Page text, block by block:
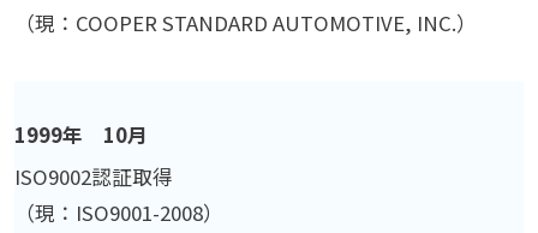
（現：COOPER STANDARD AUTOMOTIVE, INC.）
1999年 10月
ISO9002認証取得
（現：ISO9001-2008）